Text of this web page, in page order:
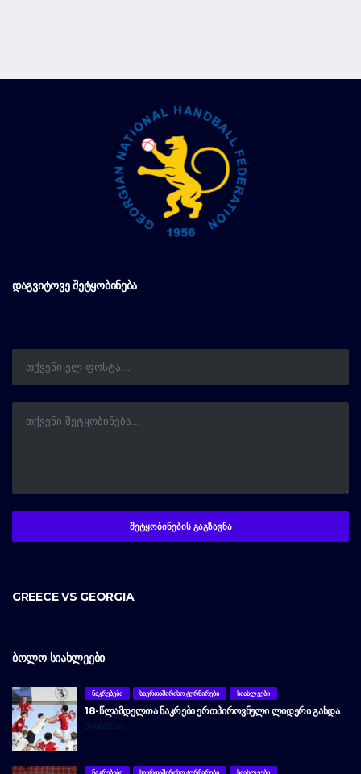
ᲓᲐᲒᲕᲘᲢᲝᲕᲔ ᲨᲔᲢᲧᲝᲑᲘᲜᲔᲑᲐ
GREECE VS GEORGIA
ᲑᲝᲚᲝ ᲡᲘᲐᲮᲚᲔᲔᲑᲘ
ᲜᲐᲙᲠᲔᲑᲔᲑᲘ ᲡᲐᲔᲠᲗᲐᲨᲘᲠᲘᲡᲝ ᲢᲣᲠᲜᲘᲠᲔᲑᲘ ᲡᲘᲐᲮᲚᲔᲔᲑᲘ
18-ᲬᲚᲐᲛᲓᲔᲚᲗᲐ ᲜᲐᲙᲠᲔᲑᲘ ᲔᲠᲗᲞᲘᲠᲝᲕᲜᲣᲚᲘ ᲚᲘᲓᲔᲠᲘ ᲒᲐᲮᲓᲐ
06/08/2026
ᲜᲐᲙᲠᲔᲑᲔᲑᲘ ᲡᲐᲔᲠᲗᲐᲨᲘᲠᲘᲡᲝ ᲢᲣᲠᲜᲘᲠᲔᲑᲘ ᲡᲘᲐᲮᲚᲔᲔᲑᲘ